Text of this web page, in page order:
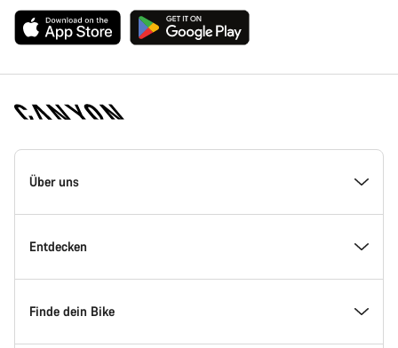
Canyon
Homepage
Über uns
Inside Canyon
Innovation bei Canyon
Entdecken
Events
Finde dein Bike